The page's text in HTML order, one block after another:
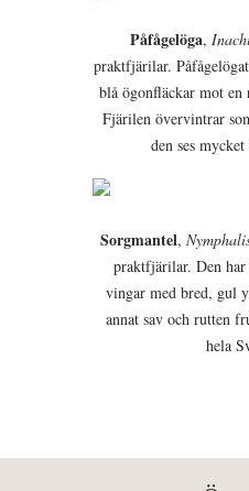
Påfågelöga,
praktfjärilar.
blå ögonfläckar mot en
Fjärilen övervintrar
den ses
Sorgmantel,
praktfjärilar. Den har
vingar med bred, gul
annat sav och rutten
hela